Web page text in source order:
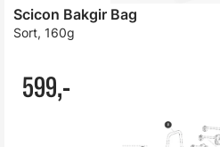
Scicon Bakgir Bag
Sort, 160g
599,-